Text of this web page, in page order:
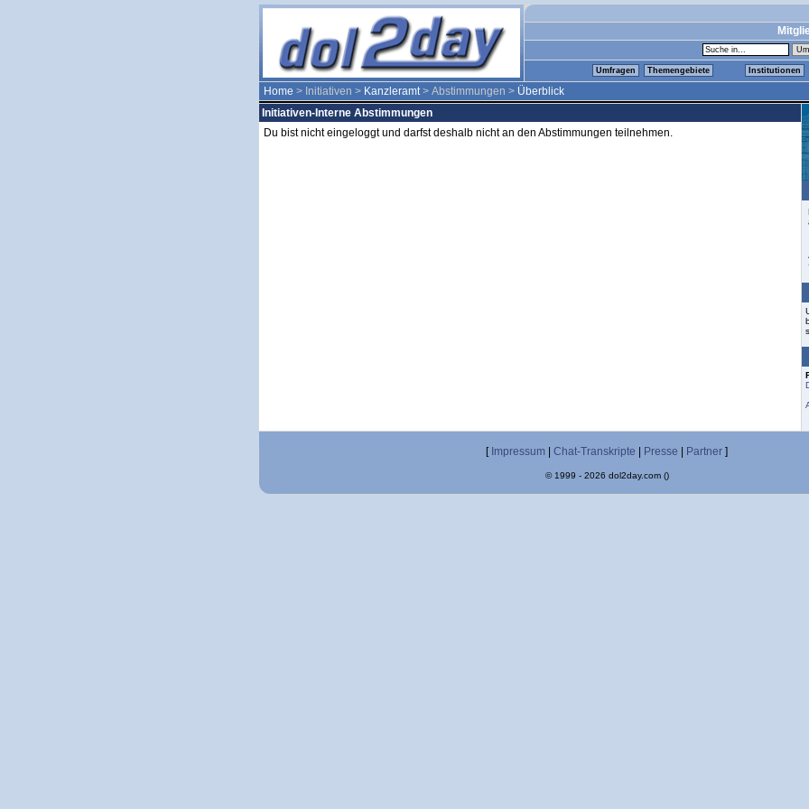
Umfragen Themengebiete Institutionen
Home > Initiativen > Kanzleramt> Abstimmungen > Überblick
Initiativen-Interne Abstimmungen
Du bist nicht eingeloggt und darfst deshalb nicht an den Abstimmungen teilnehmen.
[ Impressum Chat-Transkripte Presse Partner ]
© 1999 - 2026 dol2day.com ()